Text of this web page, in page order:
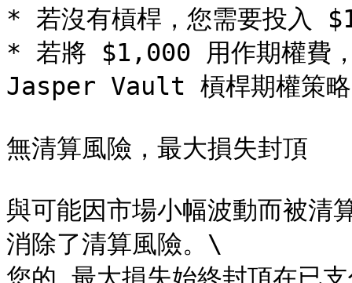
* 若沒有槓桿，您需要投入
* 若將 $1,000 用作期權費
Jasper Vault 槓桿期權策略
無清算風險，最大損失封頂
與可能因市場小幅波動而被
消除了清算風險。\